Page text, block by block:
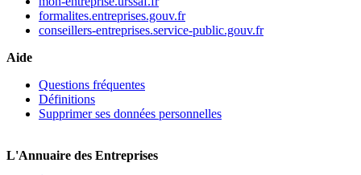
formalites.entreprises.gouv.fr
conseillers-entreprises.service-public.gouv.fr
Aide
Questions fréquentes
Définitions
Supprimer ses données personnelles
L'Annuaire des Entreprises